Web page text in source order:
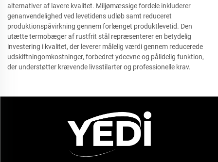
alternativer af lavere kvalitet. Miljømæssige fordele inkluderer
genanvendelighed ved levetidens udløb samt reduceret
produktionspåvirkning gennem forlænget produktlevetid. Den
utætte termobæger af rustfrit stål repræsenterer en betydelig
investering i kvalitet, der leverer målelig værdi gennem reducerede
udskiftningomkostninger, forbedret ydeevne og pålidelig funktion,
der understøtter krævende livsstilarter og professionelle krav.